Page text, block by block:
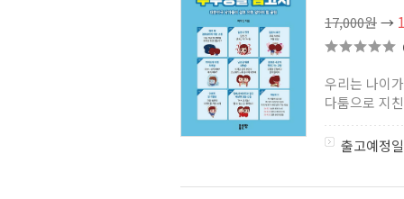
17,000원→
우리는 나이
다툼으로 지
출고예정